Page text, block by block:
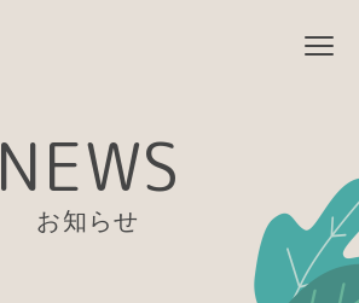
NEWS
お知らせ